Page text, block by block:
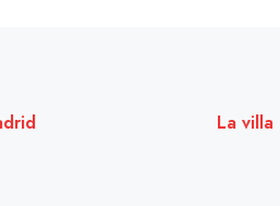
La villa